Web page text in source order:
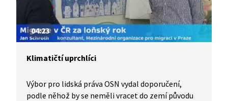
04:23
Klimatičtí uprchlíci
Výbor pro lidská práva OSN vydal doporučení,
podle něhož by se neměli vracet do zemí původu